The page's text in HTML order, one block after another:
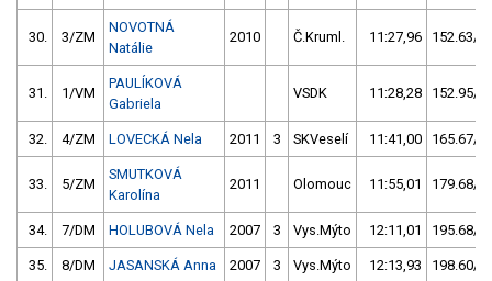
30. 3/ZM
NOVOTNÁ
Natálie
2010 Č.Kruml. 11:27,96 152.63/
31. 1/VM
PAULÍKOVÁ
Gabriela
VSDK 11:28,28 152.95/
32. 4/ZM LOVECKÁ Nela 2011 3 SKVeselí 11:41,00 165.67/
33. 5/ZM
SMUTKOVÁ
Karolína
2011 Olomouc 11:55,01 179.68/
34. 7/DM HOLUBOVÁ Nela 2007 3 Vys.Mýto 12:11,01 195.68/
35. 8/DM JASANSKÁ Anna 2007 3 Vys.Mýto 12:13,93 198.60/